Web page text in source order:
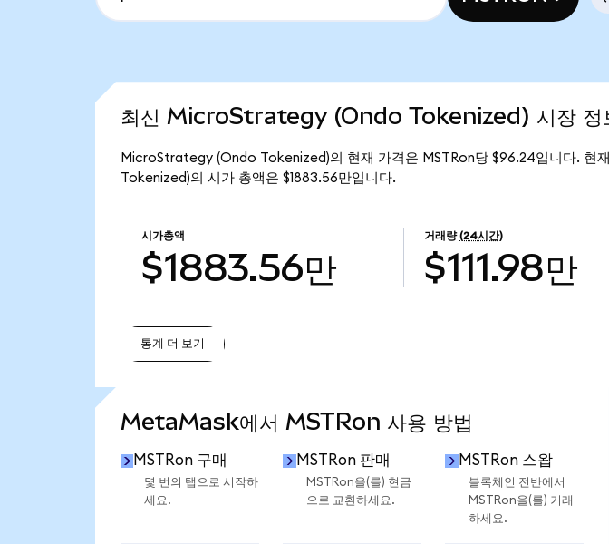
최신 MicroStrategy (Ondo Tokenized) 시장 정
MicroStrategy (Ondo Tokenized)의 현재 가격은 MSTRon당 $96.24입니다. 현
Tokenized)의 시가 총액은 $1883.56만입니다.
시가총액
$1883.56만
거래량 (24시간)
$111.98만
통계 더 보기
MetaMask에서 MSTRon 사용 방법
MSTRon 구매
몇 번의 탭으로 시작하
세요.
MSTRon 판매
MSTRon을(를) 현금
으로 교환하세요.
MSTRon 스왑
블록체인 전반에서
MSTRon을(를) 거래
하세요.